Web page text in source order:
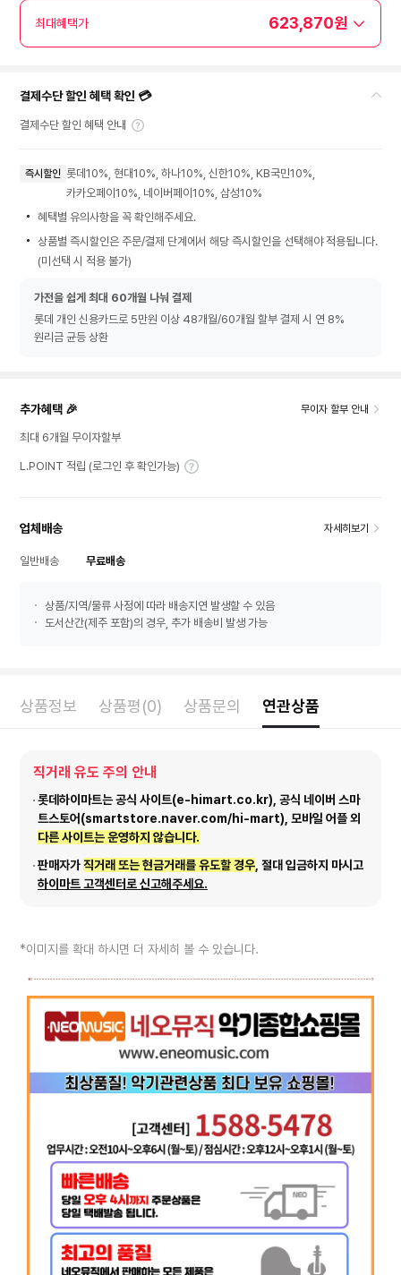
최대혜택가 623,870원
결제수단 할인 혜택 확인 💳
결제수단 할인 혜택 안내
즉시할인 롯데10%, 현대10%, 하나10%, 신한10%, KB국민10%,
카카오페이10%, 네이버페이10%, 삼성10%
혜택별 유의사항을 꼭 확인해주세요.
상품별 즉시할인은 주문/결제 단계에서 해당 즉시할인을 선택해야 적용됩니다.
(미선택 시 적용 불가)
가전을 쉽게 최대 60개월 나눠 결제
롯데 개인 신용카드로 5만원 이상 48개월/60개월 할부 결제 시 연 8%
원리금 균등 상환
추가혜택 🎉 무이자 할부 안내
최대 6개월 무이자할부
L.POINT 적립 (로그인 후 확인가능)
업체배송 자세히보기
일반배송 무료배송
상품/지역/물류 사정에 따라 배송지연 발생할 수 있음
도서산간(제주 포함)의 경우, 추가 배송비 발생 가능
상품정보 상품평(0) 상품문의 연관상품
직거래 유도 주의 안내
롯데하이마트는 공식 사이트(e-himart.co.kr), 공식 네이버 스마
트스토어(smartstore.naver.com/hi-mart), 모바일 어플 외
다른 사이트는 운영하지 않습니다.
판매자가직거래 또는 현금거래를 유도할 경우 , 절대 입금하지 마시고
하이마트 고객센터로 신고해주세요.
*이미지를 확대 하시면 더 자세히 볼 수 있습니다.